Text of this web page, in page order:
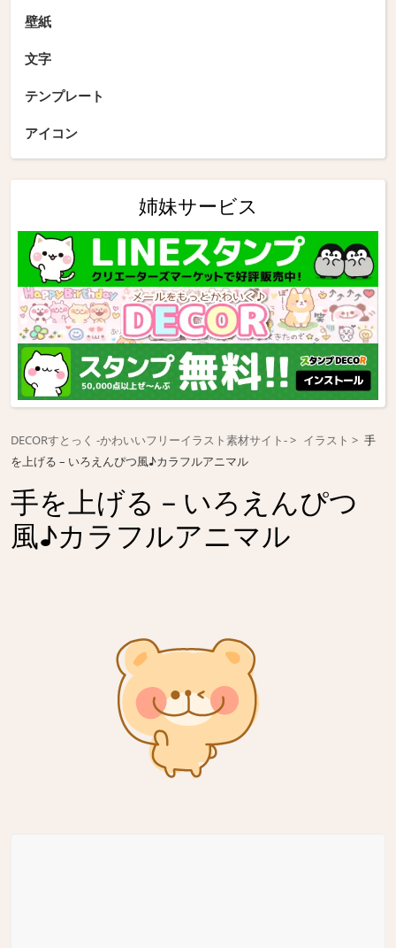
壁紙
文字
テンプレート
アイコン
姉妹サービス
DECORすとっく -かわいいフリーイラスト素材サイト- イラスト
手
を上げる – いろえんぴつ風♪カラフルアニマル
手を上げる – いろえんぴつ
風♪カラフルアニマル